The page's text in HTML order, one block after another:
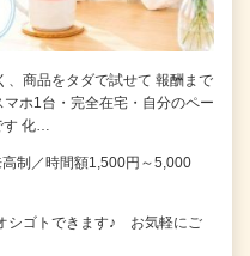
商品をタダで試せて 報酬まで
ホ1台・完全在宅・自分のペー
す 化…
制／時間額1,500円～5,000
シゴトできます♪ お気軽にご